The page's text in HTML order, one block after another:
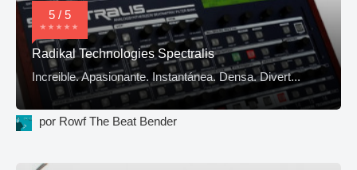
5 / 5
Radikal Technologies Spectralis
Increible. Apasionante. Instantánea. Densa. Divert...
por Rowf The Beat Bender